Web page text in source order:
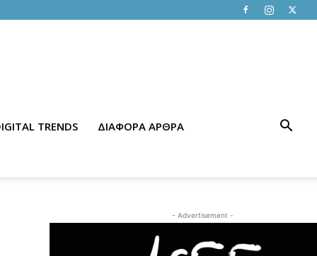
TRENDS ΔΙΑΦΟΡΑ ΑΡΘΡΑ
- Advertisement -